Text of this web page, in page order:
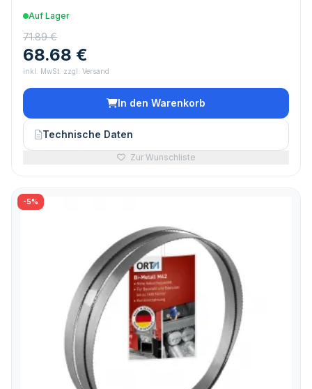
Auf Lager
71.89 €
68.68 €
inkl. MwSt. zzgl. Versand
In den Warenkorb
Technische Daten
Zur Wunschliste
-5%